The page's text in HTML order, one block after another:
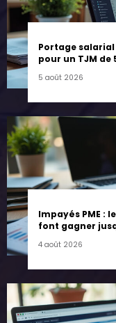
Portage salarial
pour un TJM de
5 août 2026
Impayés PME :
font gagner
4 août 2026